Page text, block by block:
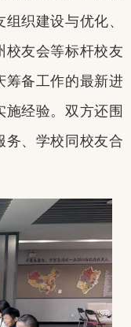
织建设与优化、
校友会等标杆校友
筹备工作的最新进
经验。双方还围
务、学校同校友合